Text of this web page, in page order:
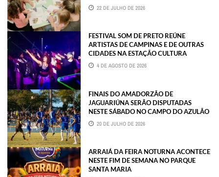
22 DE JULHO DE 2026
FESTIVAL SOM DE PRETO REÚNE
ARTISTAS DE CAMPINAS E DE OUTRAS
CIDADES NA ESTAÇÃO CULTURA
4 DE AGOSTO DE 2026
FINAIS DO AMADORZÃO DE
JAGUARIÚNA SERÃO DISPUTADAS
NESTE SÁBADO NO CAMPO DO AZULÃO
20 DE JULHO DE 2026
ARRAIÁ DA FEIRA NOTURNA ACONTECE
NESTE FIM DE SEMANA NO PARQUE
SANTA MARIA